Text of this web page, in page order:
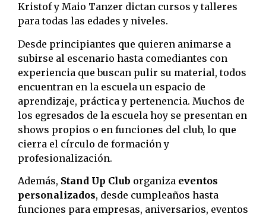
Kristof y Maio Tanzer dictan cursos y talleres
para todas las edades y niveles.
Desde principiantes que quieren animarse a
subirse al escenario hasta comediantes con
experiencia que buscan pulir su material, todos
encuentran en la escuela un espacio de
aprendizaje, práctica y pertenencia. Muchos de
los egresados de la escuela hoy se presentan en
shows propios o en funciones del club, lo que
cierra el círculo de formación y
profesionalización.
Además, Stand Up Club organiza eventos
personalizados, desde cumpleaños hasta
funciones para empresas, aniversarios, eventos